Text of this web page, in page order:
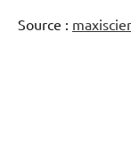
Source :